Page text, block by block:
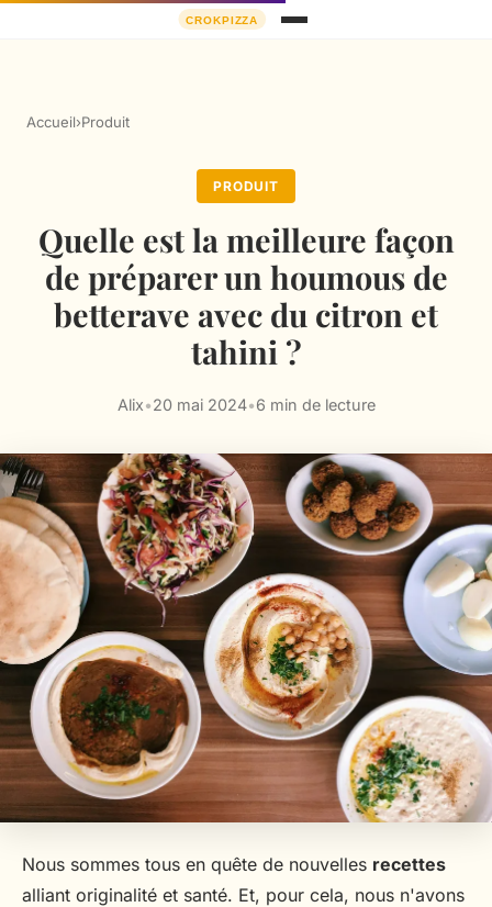
Accueil›Produit
PRODUIT
Quelle est la meilleure façon
de préparer un houmous de
betterave avec du citron et
tahini ?
Alix•20 mai 2024•6 min de lecture
Nous sommes tous en quête de nouvelles recettes
alliant originalité et santé. Et, pour cela, nous n'avons